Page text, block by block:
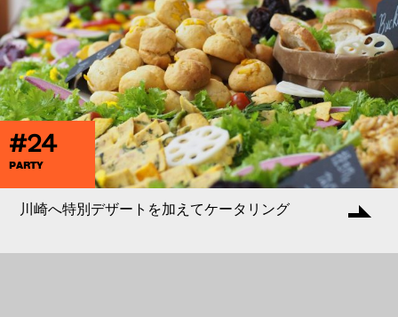
#24
PARTY
川崎へ特別デザートを加えてケータリング